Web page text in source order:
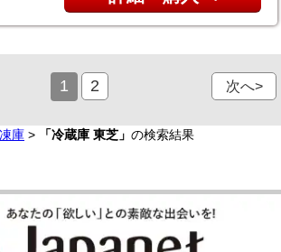
1 2 次へ>
庫 > 「冷蔵庫 東芝」 の検索結果